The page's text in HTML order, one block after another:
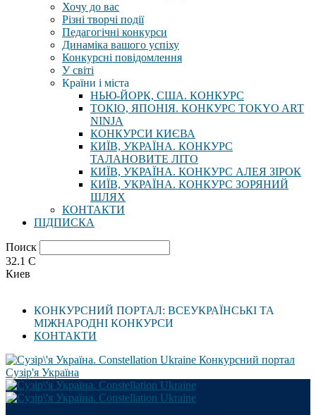
Хочу до вас
Різні творчі події
Педагогічні конкурси
Динаміка вашого успіху
Конкурсні повідомлення
У світі
Країни і міста
НЬЮ-ЙОРК, США. КОНКУРС
ТОКІО, ЯПОНІЯ. КОНКУРС TOKYO ART
NINJA
КОНКУРСИ КИЄВА
КИЇВ, УКРАЇНА. КОНКУРС
ТАЛАНОВИТЕ ЛІТО
КИЇВ, УКРАЇНА. КОНКУРС АЛЕЯ ЗІРОК
КИЇВ, УКРАЇНА. КОНКУРС ЗОРЯНИЙ
ШЛЯХ
КОНТАКТИ
ПІДПИСКА
Поиск
32.1 C
Киев
КОНКУРСНИЙ ПОРТАЛ: ВСЕУКРАЇНСЬКІ ТА
МІЖНАРОДНІ КОНКУРСИ
КОНТАКТИ
Конкурсний портал
Сузір'я Україна